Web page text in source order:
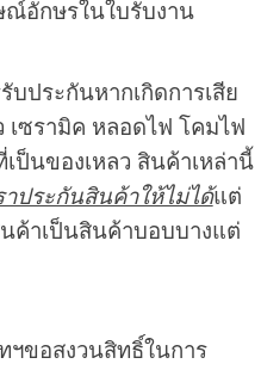
ณ์อักษรในใบรับงาน
บประกันหากเกิดการเสีย
เซรามิค หลอดไฟ โคมไฟ
ป็นของเหลว สินค้าเหล่านี้
าประกันสินค้าให้ไม่ได้แต่
ค้าเป็นสินค้าบอบบางแต่
ฯขอสงวนสิทธิ์ในการ